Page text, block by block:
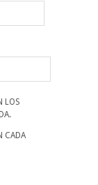
LOS
CADA